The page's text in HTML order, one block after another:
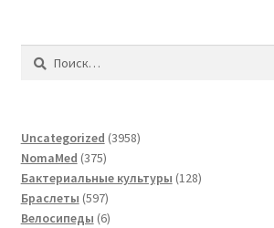
Найти:
Uncategorized 39583958
NomaMed 375375
товаров
Бактериальные культуры 128128
Браслеты 597597
товаров
Велосипеды 66